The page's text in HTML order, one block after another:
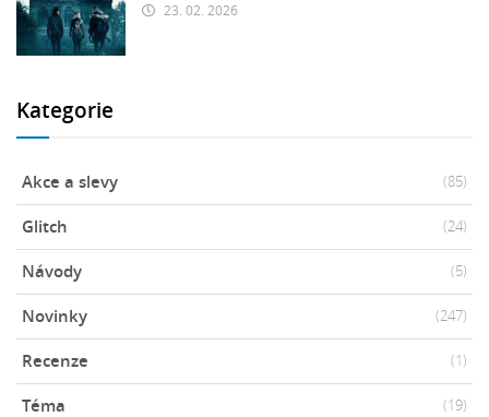
23. 02. 2026
Kategorie
Akce a slevy (85)
Glitch (24)
Návody (5)
Novinky (247)
Recenze (1)
Téma (19)